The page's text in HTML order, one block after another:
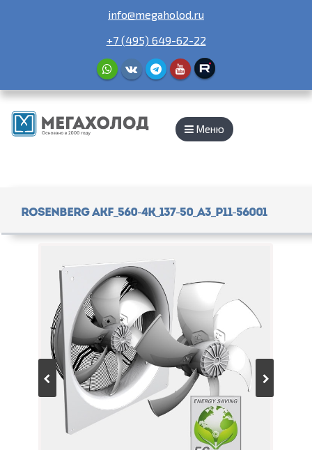
info@megaholod.ru
+7 (495) 649-62-22
Меню
Rosenberg AKF_560-4K_137-50_A3_P11-56001